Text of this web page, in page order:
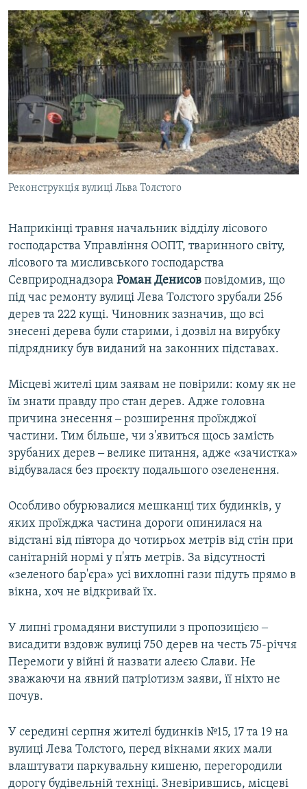
Реконструкція вулиці Льва Толстого
Наприкінці травня начальник відділу лісового
господарства Управління ООПТ, тваринного світу,
лісового та мисливського господарства
Севприроднадзора Роман Денисов повідомив, що
під час ремонту вулиці Лева Толстого зрубали 256
дерев та 222 кущі. Чиновник зазначив, що всі
знесені дерева були старими, і дозвіл на вирубку
підряднику був виданий на законних підставах.
Місцеві жителі цим заявам не повірили: кому як не
їм знати правду про стан дерев. Адже головна
причина знесення ‒ розширення проїжджої
частини. Тим більше, чи з'явиться щось замість
зрубаних дерев ‒ велике питання, адже «зачистка»
відбувалася без проєкту подальшого озеленення.
Особливо обурювалися мешканці тих будинків, у
яких проїжджа частина дороги опинилася на
відстані від півтора до чотирьох метрів від стін при
санітарній нормі у п'ять метрів. За відсутності
«зеленого бар'єра» усі вихлопні гази підуть прямо в
вікна, хоч не відкривай їх.
У липні громадяни виступили з пропозицією ‒
висадити вздовж вулиці 750 дерев на честь 75-річчя
Перемоги у війні й назвати алеєю Слави. Не
зважаючи на явний патріотизм заяви, її ніхто не
почув.
У середині серпня жителі будинків №15, 17 та 19 на
вулиці Лева Толстого, перед вікнами яких мали
влаштувати паркувальну кишеню, перегородили
дорогу будівельній техніці. Зневірившись, місцеві